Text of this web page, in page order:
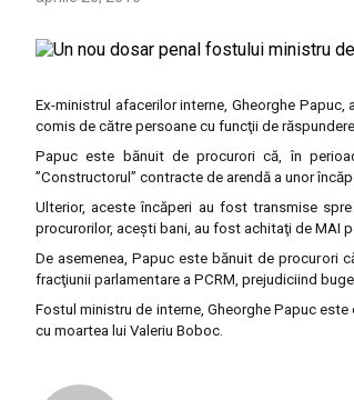
Ex-ministrul afacerilor interne, Gheorghe
comis de către persoane cu funcţii de
Papuc este bănuit de procurori că, în
”Constructorul” contracte de arendă a unor
Ulterior, aceste încăperi au fost transmise
procurorilor, aceşti bani, au fost achitaţi de MAI
De asemenea, Papuc este bănuit de procurori
fracţiunii parlamentare a PCRM, prejudiciind
Fostul ministru de interne, Gheorghe Papuc
cu moartea lui Valeriu Boboc.